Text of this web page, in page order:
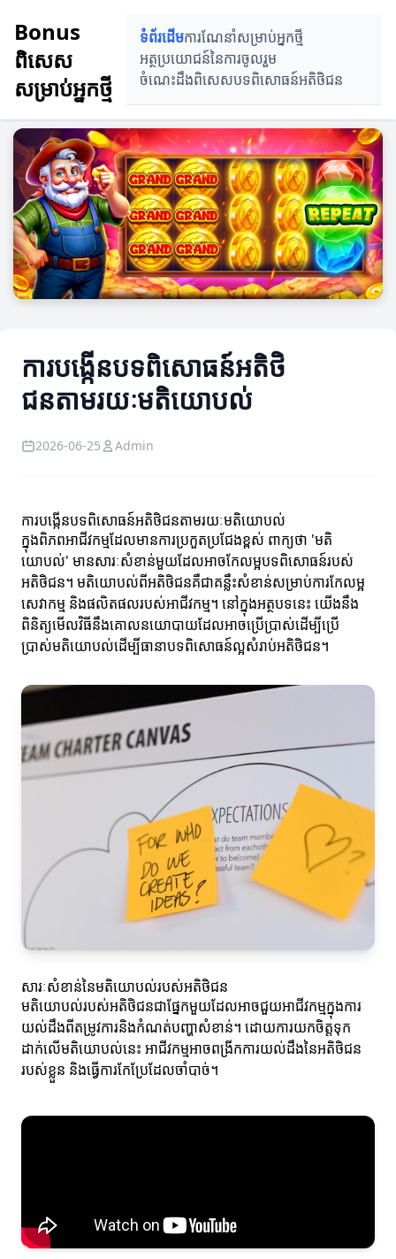
Bonus
ពិសេស
សម្រាប់អ្នកថ្មី
ទំព័រដើមការណែនាំសម្រាប់អ្នកថ្មី
អត្ថប្រយោជន៍នៃការចូលរួម
ចំណេះដឹងពិសេសបទពិសោធន៍អតិថិជន
ការបង្កើនបទពិសោធន៍អតិថិ
ជនតាមរយៈមតិយោបល់
2026-06-25 Admin
ការបង្កើនបទពិសោធន៍អតិថិជនតាមរយៈមតិយោបល់
ក្នុងពិភពអាជីវកម្មដែលមានការប្រកួតប្រជែងខ្ពស់ ពាក្យថា 'មតិ
យោបល់' មានសារៈសំខាន់មួយដែលអាចកែលម្អបទពិសោធន៍របស់
អតិថិជន។ មតិយោបល់ពីអតិថិជនគឺជាគន្លឹះសំខាន់សម្រាប់ការកែលម្អ
សេវាកម្ម និងផលិតផលរបស់អាជីវកម្ម។ នៅក្នុងអត្ថបទនេះ យើងនឹង
ពិនិត្យមើលវិធីនឹងគោលនយោបាយដែលអាចប្រើប្រាស់ដើម្បីប្រើ
ប្រាស់មតិយោបល់ដើម្បីធានាបទពិសោធន៍ល្អសំរាប់អតិថិជន។
សារៈសំខាន់នៃមតិយោបល់របស់អតិថិជន
មតិយោបល់របស់អតិថិជនជាផ្នែកមួយដែលអាចជួយអាជីវកម្មក្នុងការ
យល់ដឹងពីតម្រូវការនិងកំណត់បញ្ហាសំខាន់។ ដោយការយកចិត្តទុក
ដាក់លើមតិយោបល់នេះ អាជីវកម្មអាចពង្រីកការយល់ដឹងនៃអតិថិជន
របស់ខ្លួន និងធ្វើការកែប្រែដែលចាំបាច់។